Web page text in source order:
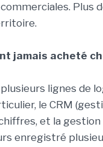
Plus
jamais acheté
plusieurs lignes
le CRM
et la
enregistré